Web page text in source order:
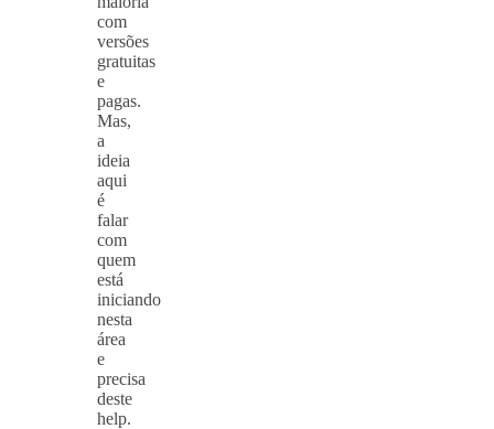
com
versões
gratuitas
e
pagas.
Mas,
a
ideia
aqui
é
falar
com
quem
está
iniciando
nesta
área
e
precisa
deste
help.